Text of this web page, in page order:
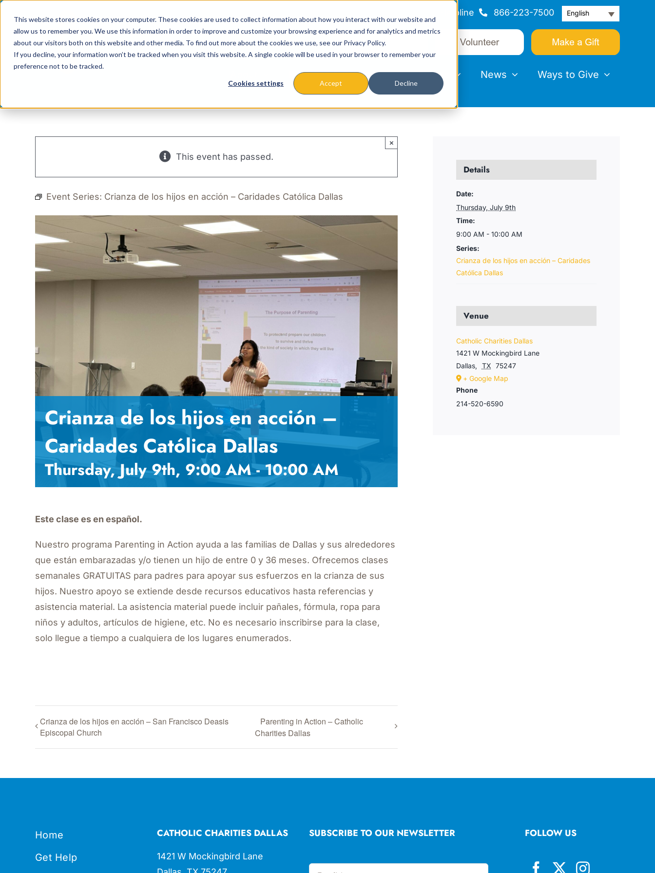
This website stores cookies on your computer. These cookies are used to collect information about how you interact with our website and
allow us to remember you. We use this information in order to improve and customize your browsing experience and for analytics and metrics
about our visitors both on this website and other media. To find out more about the cookies we use, see our Privacy Policy.
If you decline, your information won’t be tracked when you visit this website. A single cookie will be used in your browser to remember your
preference not to be tracked.
Cookies settings Accept Decline
content
Helpline 866-223-7500 English
Missions & Programs Events News Ways to Give
This event has passed.
×
Event Series: Crianza de los hijos en acción – Caridades Católica Dallas
Crianza de los hijos en acción –
Caridades Católica Dallas
Thursday, July 9th, 9:00 AM-10:00 AM
Este clase es en español.
Nuestro programa Parenting in Action ayuda a las familias de Dallas y sus alrededores
que están embarazadas y/o tienen un hijo de entre 0 y 36 meses. Ofrecemos clases
semanales GRATUITAS para padres para apoyar sus esfuerzos en la crianza de sus
hijos. Nuestro apoyo se extiende desde recursos educativos hasta referencias y
asistencia material. La asistencia material puede incluir pañales, fórmula, ropa para
niños y adultos, artículos de higiene, etc. No es necesario inscribirse para la clase,
solo llegue a tiempo a cualquiera de los lugares enumerados.
Crianza de los hijos en acción – San Francisco Deasis
Episcopal Church
Parenting in Action – Catholic
Charities Dallas
Details
Date:
Thursday, July 9th
Time:
9:00 AM - 10:00 AM
Series:
Crianza de los hijos en acción – Caridades
Católica Dallas
Venue
Catholic Charities Dallas
1421 W Mockingbird Lane
Dallas, TX 75247
+ Google Map
Phone
214-520-6590
Home
Get Help
CATHOLIC CHARITIES DALLAS
1421 W Mockingbird Lane
SUBSCRIBE TO OUR NEWSLETTER FOLLOW US